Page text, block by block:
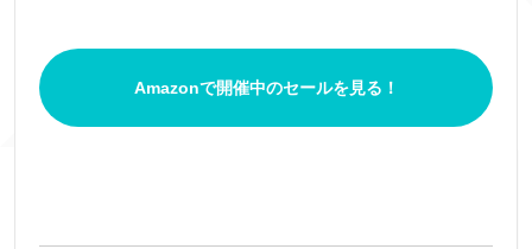
Amazonで開催中のセールを見る！